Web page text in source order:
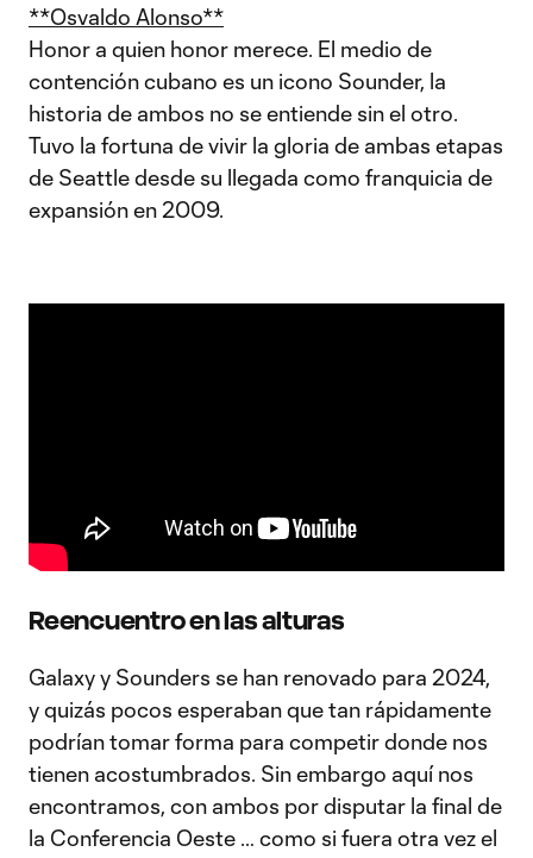
**Osvaldo Alonso**
Honor a quien honor merece. El medio de
contención cubano es un icono Sounder, la
historia de ambos no se entiende sin el otro.
Tuvo la fortuna de vivir la gloria de ambas etapas
de Seattle desde su llegada como franquicia de
expansión en 2009.
Reencuentro en las alturas
Galaxy y Sounders se han renovado para 2024,
y quizás pocos esperaban que tan rápidamente
podrían tomar forma para competir donde nos
tienen acostumbrados. Sin embargo aquí nos
encontramos, con ambos por disputar la final de
la Conferencia Oeste … como si fuera otra vez el